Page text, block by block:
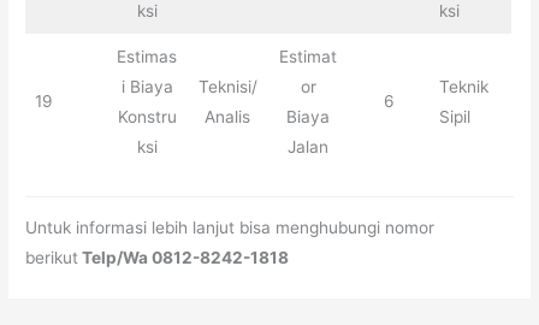
ksi
ksi
19
Estimas
i Biaya
Konstru
ksi
Teknisi/
Analis
Estimat
or
Biaya
Jalan
6
Teknik
Sipil
Untuk informasi lebih lanjut bisa menghubungi nomor
berikutTelp/Wa 0812-8242-1818